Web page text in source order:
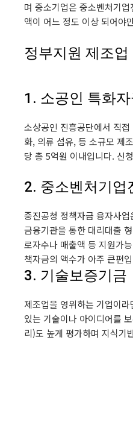
며 중소기업은 중소벤처기
액이 어느 정도 이상 되어야
정부지원 제조
1. 소공인 특화
소상공인 진흥공단에서 직
화, 의류 섬유, 등 소규모 제
당 총 5억원 이내입니다. 신
2. 중소벤처기업
중진공청 정책자금 융자사
금융기관을 통한 대리대출
로자수나 매출액 등 지원가
책자금의 액수가 아주 큰편
3. 기술보증기금
제조업을 영위하는 기업이
있는 기술이나 아이디어를
리)도 높게 평가하며 지식기